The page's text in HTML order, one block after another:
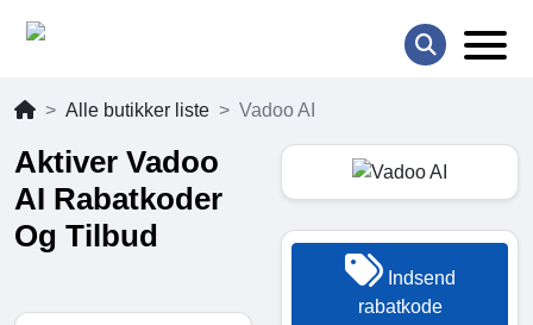
Alle butikker liste Vadoo AI
Aktiver Vadoo
AI Rabatkoder
Og Tilbud
Indsend
rabatkode